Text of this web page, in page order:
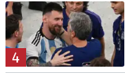
4